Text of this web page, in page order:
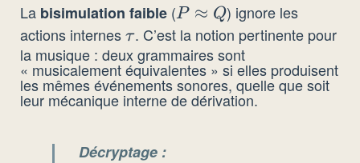
La bisimulation faible (P
\approx
Q
P ≈ Q) ignore les
actions internes\tau
τ. C’est la notion pertinente pour
la musique : deux grammaires sont
« musicalement équivalentes » si elles produisent
les mêmes événements sonores, quelle que soit
leur mécanique interne de dérivation.
Décryptage :